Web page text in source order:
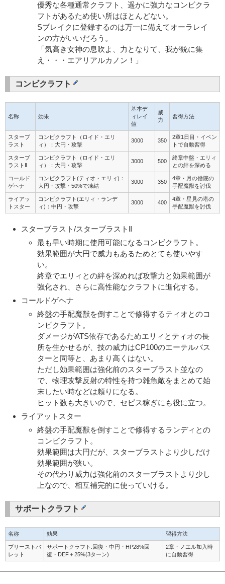
優秀な各種通常クラフト、遥かに強力なコンビクラ
フトがあるため使い所はほとんどない。
Sブレイクに登録するのは万一に備えてオーラレイ
ンの方がいいだろう。
「気高き女神の息吹よ、力となりて、我が銃に集
え・・・エアリアルカノン！」
コンビクラフト
名称 効果
基本デ
ィレイ
値
威
力
習得方法
スターブ
ラスト
コンビクラフト（ロイド・エリ
ィ）：大円・攻撃
3000 350
2章1日目・イベン
トで自動習得
スターブ
ラストⅡ
コンビクラフト（ロイド・エリ
ィ）：大円・攻撃
3000 500
終章中盤・エリィ
との絆を深める
コールド
ゲヘナ
コンビクラフト(ティオ・エリィ)：
大円・攻撃・50%で凍結
3000 350
4章・月の僧院の
手配魔獣を討伐
ライアッ
トスター
コンビクラフト(エリィ・ランデ
ィ)：中円・攻撃
3000 400
4章・星見の塔の
手配魔獣を討伐
スターブラスト/スターブラストⅡ
最も早い時期に使用可能になるコンビクラフト。
効果範囲が大円で威力もあるためとても使いやす
い。
終章でエリィとの絆を深めれば攻撃力と効果範囲が
強化され、さらに高性能なクラフトに進化する。
コールドゲヘナ
終盤の手配魔獣を倒すことで修得するティオとのコ
ンビクラフト。
ダメージがATS依存であるためエリィとティオの長
所を生かせるが、技の威力はCP100のエーテルバス
ターと同等と、あまり高くはない。
ただし効果範囲は強化前のスターブラスト並なの
で、物理攻撃反射の特性を持つ雑魚敵をまとめて始
末したい時などは頼りになる。
ヒット数も大きいので、セピス稼ぎにも役に立つ。
ライアットスター
終盤の手配魔獣を倒すことで修得するランディとの
コンビクラフト。
効果範囲は大円だが、スターブラストより少しだけ
効果範囲が狭い。
その代わり威力は強化前のスターブラストより少し
上なので、相互補完的に使っていける。
サポートクラフト
名称 効果 習得方法
プリーストバ
レット
サポートクラフト:回復・中円・HP28%回
復・DEF＋25%(3ターン)
2章・ノエル加入時
に自動習得